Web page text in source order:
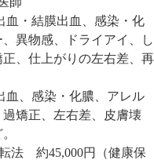
血・結膜出血、感染・化
異物感、ドライアイ、し
、仕上がりの左右差、再
血、感染・化膿、アレル
矯正、左右差、皮膚壊
法 約45,000円（健康保